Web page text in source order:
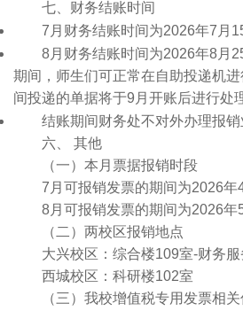
七、财务结账时间
7月财务结账时间为2026年7月
8月财务结账时间为2026年8月
期间，师生们可正常在自助投递机
间投递的单据将于9月开账后进行处
结账期间财务处不对外办理报销
六、 其他
（一）本月票据报销时段
7月可报销发票的期间为2026年
8月可报销发票的期间为2026年5
（二）两校区报销地点
大兴校区：综合楼109室-财务
西城校区：科研楼102室
（三）我校增值税专用发票相关